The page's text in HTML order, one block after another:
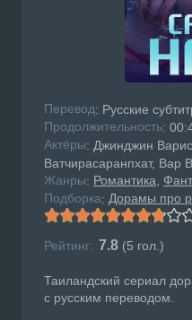
Перевод: Русские
Продолжительность:
Актёры: Джинджин
Ватчирасаранпхат, Вар
Жанры: Романтика
Подборка: Дорамы про
Рейтинг: 7.8 (5 гол.)
Таиландский сериал
с русским переводом.